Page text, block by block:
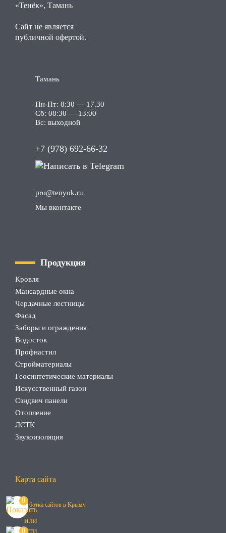
0
0
«Тенёк», Тамань
Сайт не является
публичной офертой.
Тамань
Пн-Пт: 8:30 — 17.30
Сб: 08:30 — 13:00
Вс: выходной
+7 (978) 692-66-32
pro@tenyok.ru
Мы вконтакте
Продукция
Кровля
Мансардные окна
Чердачные лестницы
Фасад
Заборы и ограждения
Водосток
Профнастил
Стройматериалы
Геосинтетические материалы
Искусственный газон
Сэндвич панели
Отопление
ЛСТК
Звукоизоляция
Карта сайта
Разработка сайтов в Крыму